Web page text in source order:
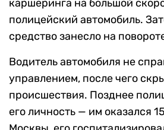
каршеринга на большой
полицейский автомобиль.
средство занесло на
Водитель автомобиля не
управлением, после чего
происшествия. Позднее
его личность — им оказался